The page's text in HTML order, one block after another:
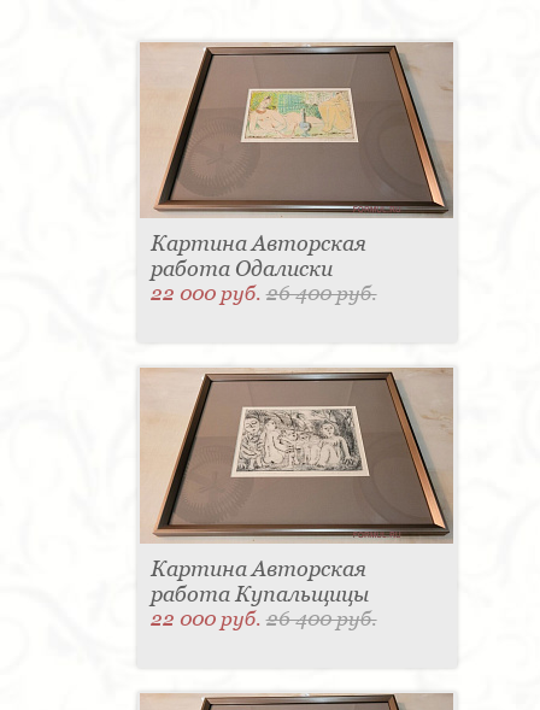
Картина Авторская
работа Одалиски
22 000 руб.26 400 руб.
Картина Авторская
работа Купальщицы
22 000 руб.26 400 руб.